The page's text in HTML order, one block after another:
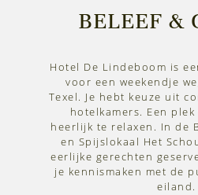
BELEEF &
Hotel De Lindeboom is
voor een weekendje
Texel. Je hebt keuze uit
hotelkamers. Een
heerlijk te relaxen. In de
en Spijslokaal Het
eerlijke gerechten
je kennismaken met de
eiland.